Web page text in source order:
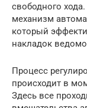
свободного
механизм
который
накладок
Процесс
происходит в
Здесь все